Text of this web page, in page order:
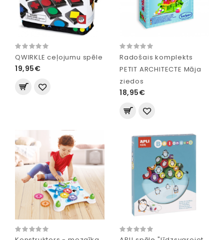
QWIRKLE ceļojumu spēle
19,95€
Radošais komplekts
PETIT ARCHITECTE Māja
ziedos
18,95€